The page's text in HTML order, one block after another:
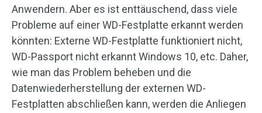
Anwendern. Aber es ist enttäuschend, dass viele
Probleme auf einer WD-Festplatte erkannt werden
könnten: Externe WD-Festplatte funktioniert nicht,
WD-Passport nicht erkannt Windows 10, etc. Daher,
wie man das Problem beheben und die
Datenwiederherstellung der externen WD-
Festplatten abschließen kann, werden die Anliegen